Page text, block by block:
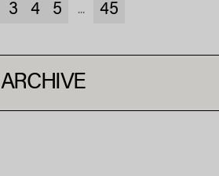
3 4 5 ... 45
ARCHIVE